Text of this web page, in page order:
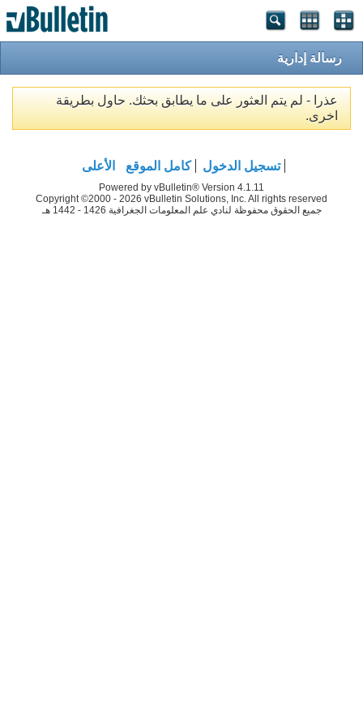
رسالة إدارية
عذرا - لم يتم العثور على ما يطابق بحثك. حاول بطريقة
اخرى.
تسجيل الدخول كامل الموقع الأعلى
Powered by vBulletin® Version 4.1.11
Copyright ©2000 - 2026 vBulletin Solutions, Inc. All rights reserved
جميع الحقوق محفوظة لنادي علم المعلومات الجغرافية 1426 - 1442 هـ